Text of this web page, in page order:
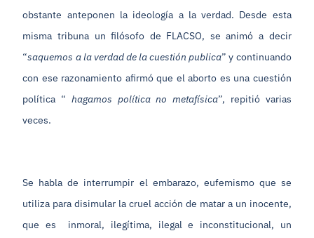
obstante anteponen la ideología a la verdad. Desde esta
misma tribuna un filósofo de FLACSO, se animó a decir
“saquemos a la verdad de la cuestión publica” y continuando
con ese razonamiento afirmó que el aborto es una cuestión
política “ hagamos política no metafísica”, repitió varias
veces.
Se habla de interrumpir el embarazo, eufemismo que se
utiliza para disimular la cruel acción de matar a un inocente,
que es inmoral, ilegítima, ilegal e inconstitucional, un